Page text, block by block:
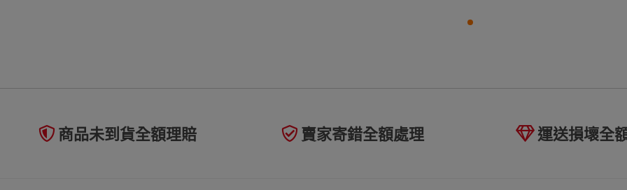
商品未到貨全額理賠 賣家寄錯全額處理 運送損壞全